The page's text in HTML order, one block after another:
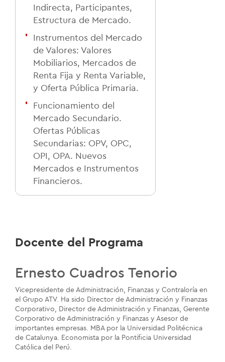
Indirecta, Participantes,
Estructura de Mercado.
Instrumentos del Mercado
de Valores: Valores
Mobiliarios, Mercados de
Renta Fija y Renta Variable,
y Oferta Pública Primaria.
Funcionamiento del
Mercado Secundario.
Ofertas Públicas
Secundarias: OPV, OPC,
OPI, OPA. Nuevos
Mercados e Instrumentos
Financieros.
Docente del Programa
Ernesto Cuadros Tenorio
Vicepresidente de Administración, Finanzas y Contraloría en
el Grupo ATV. Ha sido Director de Administración y Finanzas
Corporativo, Director de Administración y Finanzas, Gerente
Corporativo de Administración y Finanzas y Asesor de
importantes empresas. MBA por la Universidad Politécnica
de Catalunya. Economista por la Pontificia Universidad
Católica del Perú.